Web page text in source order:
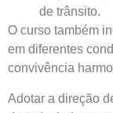
de trânsito.
O curso também
em diferentes
convivência
Adotar a direção